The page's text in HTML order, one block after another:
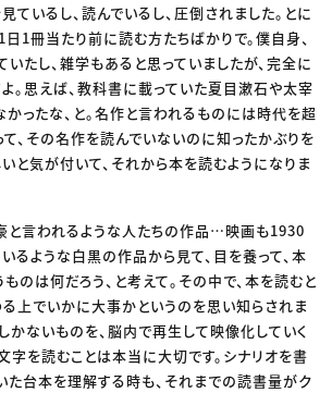
ているし、読んでいるし、圧倒されました。とに
1冊当たり前に読む方たちばかりで。僕自身、
たし、雑学もあると思っていましたが、完全に
。思えば、教科書に載っていた夏目漱石や太宰
かったな、と。名作と言われるものには時代を超
、その名作を読んでいないのに知ったかぶりを
と気が付いて、それから本を読むようになりま
と言われるような人たちの作品…映画も1930
るような白黒の作品から見て、目を養って、本
のは何だろう、と考えて。その中で、本を読むと
上でいかに大事かというのを思い知らされま
かないものを、脳内で再生して映像化していく
字を読むことは本当に大切です。シナリオを書
た台本を理解する時も、それまでの読書量がク